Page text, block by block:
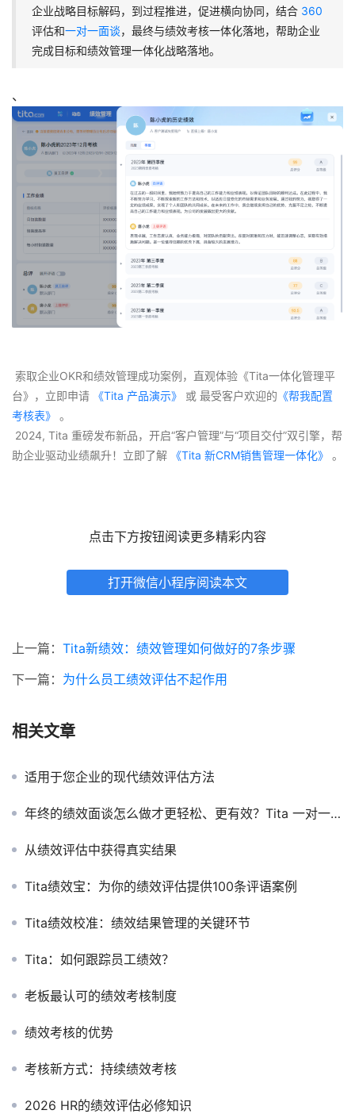
企业战略目标解码，到过程推进，促进横向协同，结合 360
评估和一对一面谈，最终与绩效考核一体化落地，帮助企业
完成目标和绩效管理一体化战略落地。
、
台》，立即申请 《Tita 产品演示》 或 最受客户欢迎的 《帮我配置
考核表》
。
助企业驱动业绩飙升！立即了解 《Tita 新CRM销售管理一体化》 。
点击下方按钮阅读更多精彩内容
打开微信小程序阅读本文
上一篇： Tita新绩效：绩效管理如何做好的7条步骤
下一篇： 为什么员工绩效评估不起作用
相关文章
适用于您企业的现代绩效评估方法
年终的绩效面谈怎么做才更轻松、更有效？Tita 一对一面谈能力为你提供支持
从绩效评估中获得真实结果
Tita绩效宝：为你的绩效评估提供100条评语案例
Tita绩效校准：绩效结果管理的关键环节
Tita：如何跟踪员工绩效？
老板最认可的绩效考核制度
绩效考核的优势
考核新方式：持续绩效考核
2026 HR的绩效评估必修知识